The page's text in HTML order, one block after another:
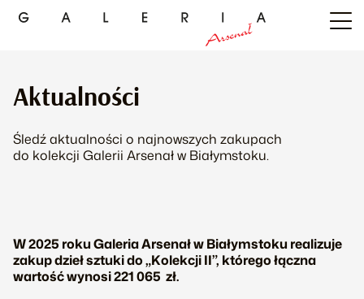
Aktualności
Śledź aktualności o najnowszych zakupach
do kolekcji Galerii Arsenał w Białymstoku.
W 2025 roku Galeria Arsenał w Białymstoku realizuje
zakup dzieł sztuki do „Kolekcji II”, którego łączna
wartość wynosi 221 065 zł.